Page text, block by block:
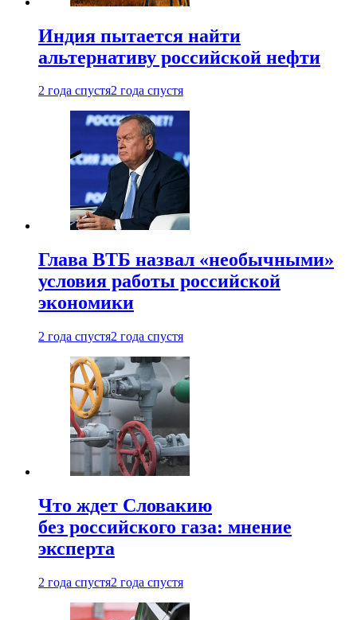
Индия пытается найти
альтернативу российской нефти
2 года спустя2 года спустя
Глава ВТБ назвал «необычными»
условия работы российской
экономики
2 года спустя2 года спустя
Что ждет Словакию
без российского газа: мнение
эксперта
2 года спустя2 года спустя